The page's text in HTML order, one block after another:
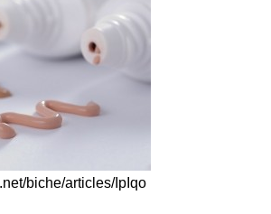
biche/articles/IpIqo